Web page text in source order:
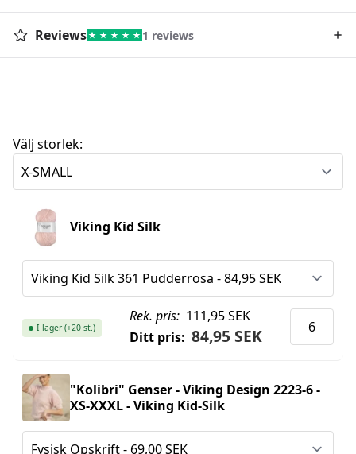
Reviews 1 reviews
Välj storlek:
Viking Kid Silk
Rek. pris: 111,95 SEK
Ditt pris: 84,95 SEK
I lager (+20 st.)
"Kolibri" Genser - Viking Design 2223-6 -
XS-XXXL - Viking Kid-Silk